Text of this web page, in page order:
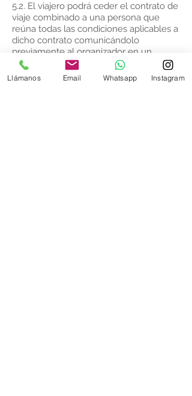
5.2. El viajero podrá ceder el contrato de
viaje combinado a una persona que
reúna todas las condiciones aplicables a
dicho contrato comunicándolo
previamente al organizador en un
soporte duradero, con una antelación
razonable de al menos siete días
naturales al inicio del viaje combinado.
Llámanos Email Whatsapp Instagram